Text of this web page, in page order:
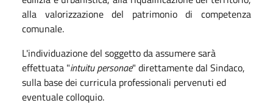
alla valorizzazione del patrimonio di competenza
comunale.
L'individuazione del soggetto da assumere sarà
effettuata "intuitu personae" direttamente dal Sindaco,
sulla base dei curricula professionali pervenuti ed
eventuale colloquio.